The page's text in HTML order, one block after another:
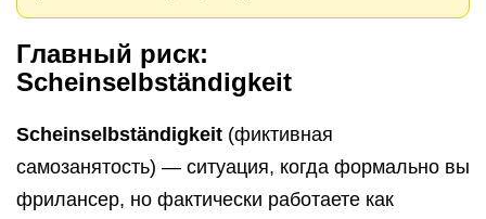
Главный риск:
Scheinselbständigkeit
Scheinselbständigkeit (фиктивная
самозанятость) — ситуация, когда формально вы
фрилансер, но фактически работаете как